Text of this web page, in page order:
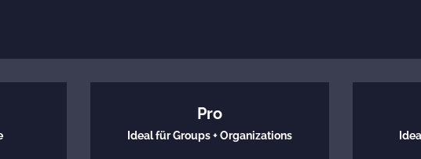
Pro
Ideal für Groups + Organizations